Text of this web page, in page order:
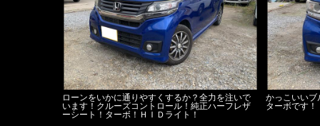
ローンをいかに通りやすくするか？全力を注いで
います！クルーズコントロール！純正ハーフレザ
ーシート！ターボ！ＨＩＤライト！
かっこいいブ
ターボです！